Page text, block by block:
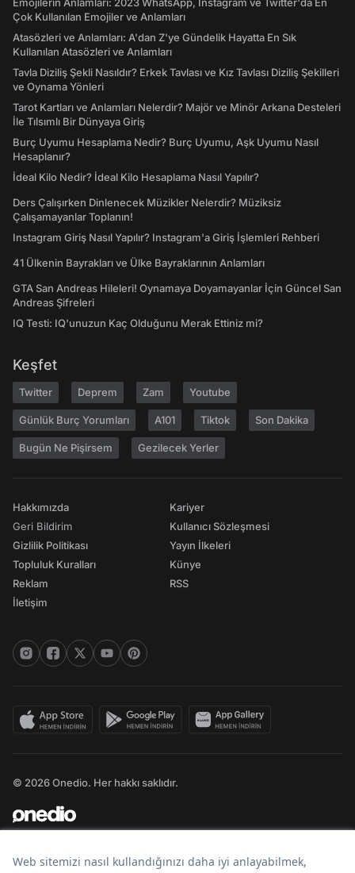
Çok Kullanılan Emojiler ve Anlamları
Atasözleri ve Anlamları: A'dan Z'ye Gündelik Hayatta En Sık
Kullanılan Atasözleri ve Anlamları
Tavla Diziliş Şekli Nasıldır? Erkek Tavlası ve Kız Tavlası Diziliş Şekilleri
ve Oynama Yönleri
Tarot Kartları ve Anlamları Nelerdir? Majör ve Minör Arkana Desteleri
İle Tılsımlı Bir Dünyaya Giriş
Burç Uyumu Hesaplama Nedir? Burç Uyumu, Aşk Uyumu Nasıl
Hesaplanır?
İdeal Kilo Nedir? İdeal Kilo Hesaplama Nasıl Yapılır?
Ders Çalışırken Dinlenecek Müzikler Nelerdir? Müziksiz
Çalışamayanlar Toplanın!
Instagram Giriş Nasıl Yapılır? Instagram'a Giriş İşlemleri Rehberi
41 Ülkenin Bayrakları ve Ülke Bayraklarının Anlamları
GTA San Andreas Hileleri! Oynamaya Doyamayanlar İçin Güncel San
Andreas Şifreleri
IQ Testi: IQ'unuzun Kaç Olduğunu Merak Ettiniz mi?
Keşfet
Twitter Deprem Zam Youtube
Günlük Burç Yorumları A101 Tiktok Son Dakika
Bugün Ne Pişirsem Gezilecek Yerler
Hakkımızda
Geri Bildirim
Gizlilik Politikası
Topluluk Kuralları
Reklam
İletişim
Kariyer
Kullanıcı Sözleşmesi
Yayın İlkeleri
Künye
RSS
© 2026 Onedio. Her hakkı saklıdır.
Bir markasıdır.